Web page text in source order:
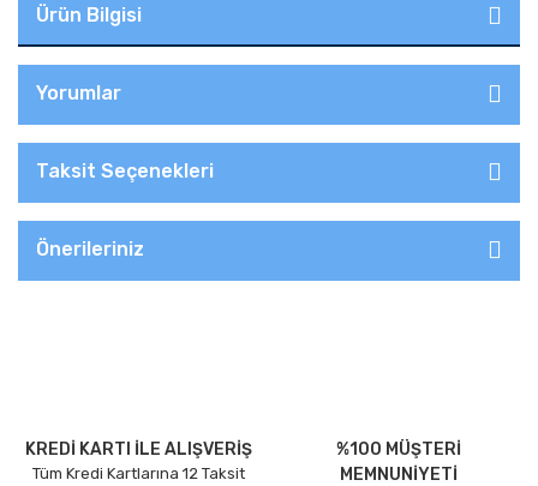
Ürün Bilgisi
Yorumlar
Taksit Seçenekleri
Önerileriniz
KREDİ KARTI İLE ALIŞVERİŞ
Tüm Kredi Kartlarına 12 Taksit
%100 MÜŞTERİ
MEMNUNİYETİ